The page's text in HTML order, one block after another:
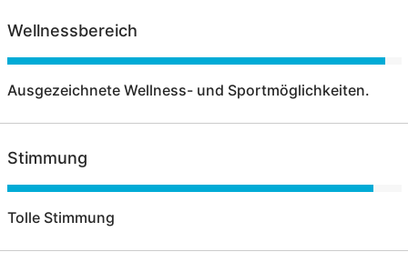
Wellnessbereich
Ausgezeichnete Wellness- und Sportmöglichkeiten.
Stimmung
Tolle Stimmung